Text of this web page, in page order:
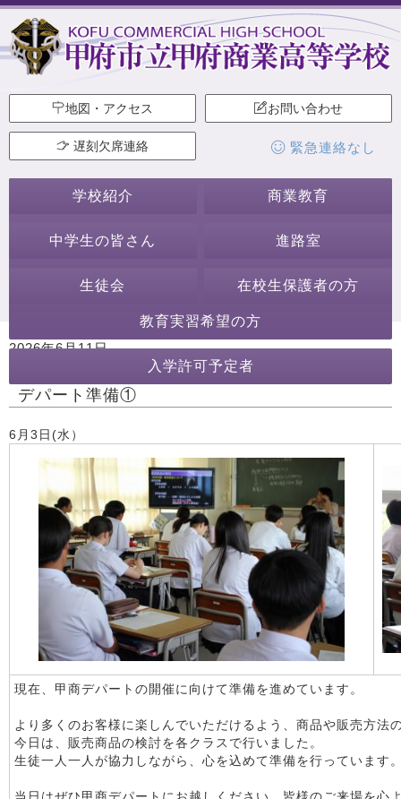
地図・アクセス お問い合わせ
遅刻欠席連絡 緊急連絡なし
学校紹介 商業教育
中学生の皆さん 進路室
生徒会 在校生保護者の方
教育実習希望の方
入学許可予定者
2026年6月11日
甲商デパート 行事・活動 ホームページ作成委員会
デパート準備①
6月3日(水）
現在、甲商デパートの開催に向けて準備を進めています。
より多くのお客様に楽しんでいただけるよう、商品や販売方法
今日は、販売商品の検討を各クラスで行いました。
生徒一人一人が協力しながら、心を込めて準備を行っています